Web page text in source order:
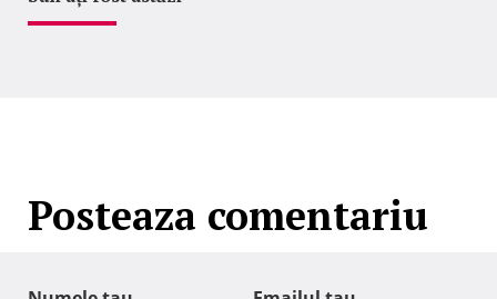
Posteaza comentariu